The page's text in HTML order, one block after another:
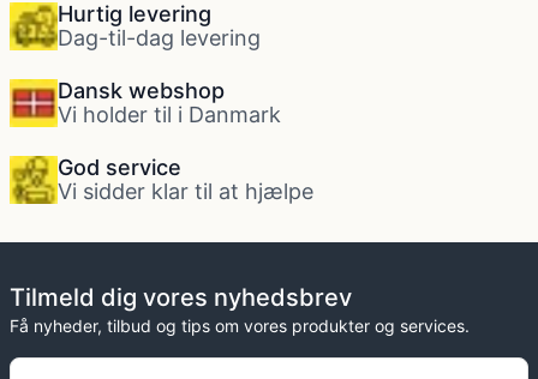
Hurtig levering
Dag-til-dag levering
Dansk webshop
Vi holder til i Danmark
God service
Vi sidder klar til at hjælpe
Tilmeld dig vores nyhedsbrev
Få nyheder, tilbud og tips om vores produkter og services.